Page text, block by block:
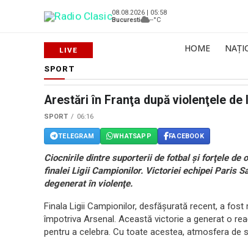
08.08.2026 | 05:58
Bucuresti
--°C
HOME
SPORT
Arestări în Franţa după violenţele
SPORT 06:16
TELEGRAM WHATSAPP FACEBOOK
Ciocnirile dintre suporterii de fotbal şi forţele de
finalei Ligii Campionilor. Victoriei echipei Paris
degenerat în violenţe.
Finala Ligii Campionilor, desfăşurată recent, a
împotriva Arsenal. Această victorie a generat o
pentru a celebra. Cu toate acestea, atmosfera de